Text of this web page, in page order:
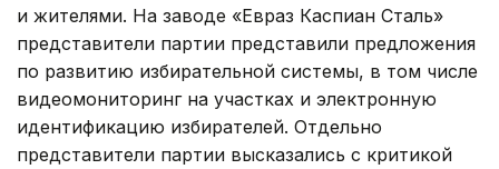
и жителями. На заводе «Евраз Каспиан Сталь»
представители партии представили предложения
по развитию избирательной системы, в том числе
видеомониторинг на участках и электронную
идентификацию избирателей. Отдельно
представители партии высказались с критикой